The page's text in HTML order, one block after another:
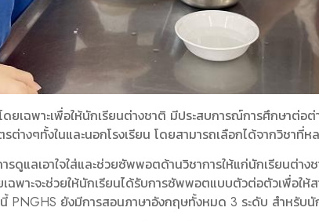
เฉพาะเพื่อให้นักเรียนต่างชาติ มีประสบการณ์การศึกษาต่อต่
งๆทั้งในและนอกโรงเรียน โดยสามารถเลือกได้จากวิชาที่ห
รดูแลเอาใจใส่และช่วยซัพพอตด้านวิชาการให้แก่นักเรียนต่
ฉพาะจะช่วยให้นักเรียนได้รับการซัพพอตแบบตัวต่อตัวเพื่อใ
PNGHS ยังมีการสอนภาษาอังกฤษทั้งหมด 3 ระดับ สำหรับ